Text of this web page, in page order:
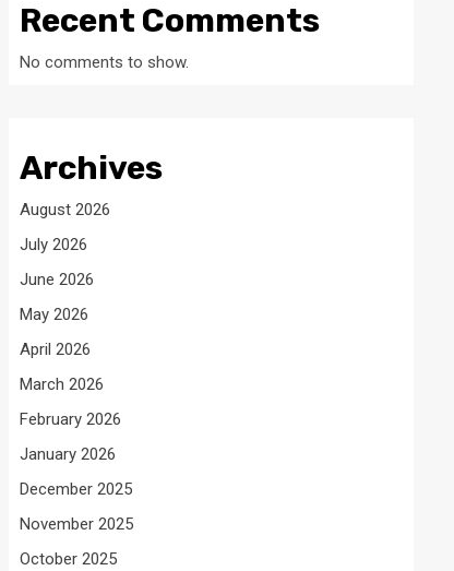
Recent Comments
No comments to show.
Archives
August 2026
July 2026
June 2026
May 2026
April 2026
March 2026
February 2026
January 2026
December 2025
November 2025
October 2025